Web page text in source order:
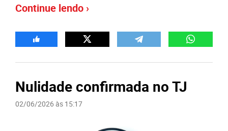
Continue lendo ›
Nulidade confirmada no TJ
02/06/2026 às 15:17